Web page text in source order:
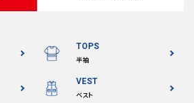
TOPS
半袖
VEST
ベスト